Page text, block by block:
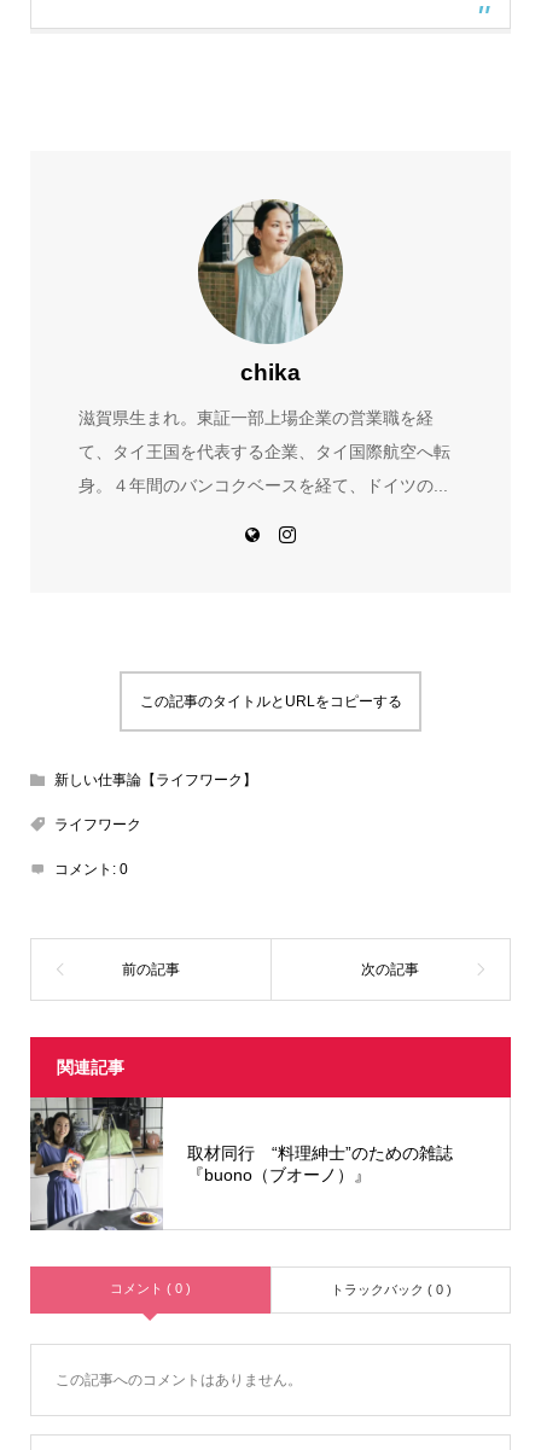
chika
滋賀県生まれ。東証一部上場企業の営業職を経
て、タイ王国を代表する企業、タイ国際航空へ転
身。４年間のバンコクベースを経て、ドイツの...
この記事のタイトルとURLをコピーする
新しい仕事論【ライフワーク】
ライフワーク
コメント: 0
関連記事
取材同行 “料理紳士”のための雑誌
『buono（ブオーノ）』
コメント ( 0 ) トラックバック ( 0 )
この記事へのコメントはありません。